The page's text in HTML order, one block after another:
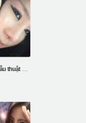
Hình ảnh trước và sau khi phẫu thuật mũi và mắt